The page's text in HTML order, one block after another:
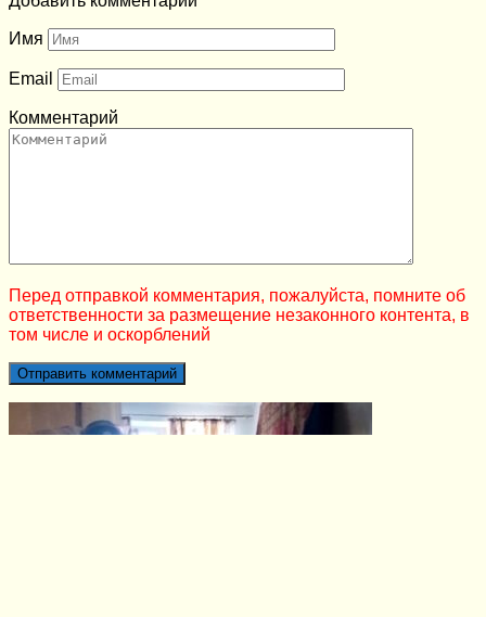
Имя
Email
Комментарий
Перед отправкой комментария, пожалуйста, помните об
ответственности за размещение незаконного контента, в
том числе и оскорблений